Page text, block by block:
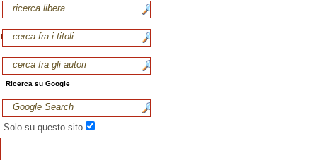
Ricerca su Google
Solo su questo sito